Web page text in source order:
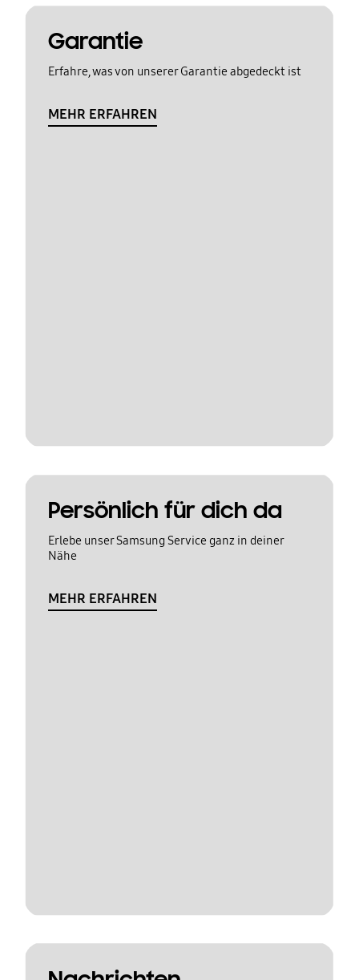
Garantie
Erfahre, was von unserer Garantie abgedeckt ist
MEHR ERFAHREN
Persönlich für dich da
Erlebe unser Samsung Service ganz in deiner
Nähe
MEHR ERFAHREN